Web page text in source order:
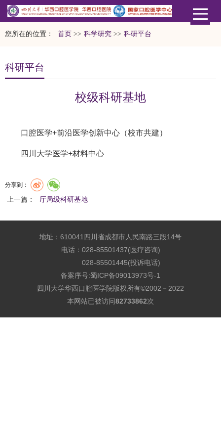
您所在的位置： 首页 >> 科学研究 >> 科研平台
科研平台
校级科研基地
口腔医学+前沿医学创新中心（校市共建）
四川大学医学+材料中心
分享到：
上一篇： 厅局级科研基地
地址：610041四川省成都市人民南路三段14号
电话：028-85501437(医疗咨询)
028-85501445(投诉电话)
备案序号:蜀ICP备09013973号-1
四川大学华西口腔医学院版权所有©2002－2022
本网站已被访问82733862次